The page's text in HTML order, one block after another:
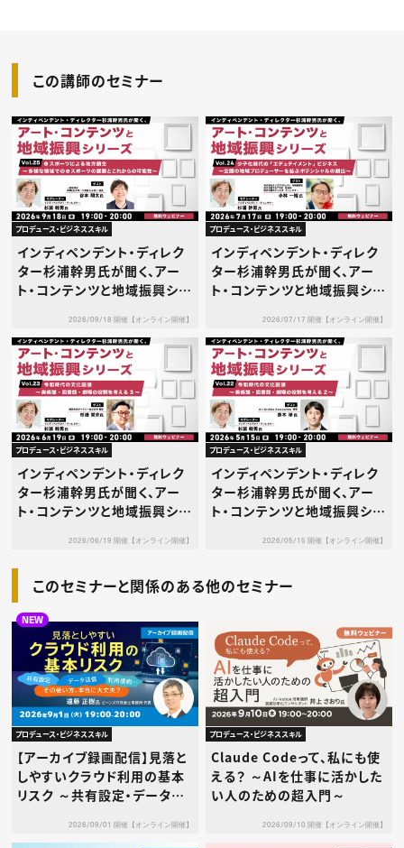
この講師のセミナー
プロデュース・ビジネススキル
インディペンデント・ディレク
ター杉浦幹男氏が聞く、アー
ト・コンテンツと地域振興シリ
ーズvol.25 eスポーツによる
地方創生～多様な領域でのe
スポーツの展開とこれからの
可能性～
2026/09/18 開催【オンライン開催】
プロデュース・ビジネススキル
インディペンデント・ディレク
ター杉浦幹男氏が聞く、アー
ト・コンテンツと地域振興シリ
ーズvol.24少子化時代の「エ
デュテイメント」ビジネス～全
国の地域プロデューサーを結
ぶポテンシャルの創出～
2026/07/17 開催【オンライン開催】
プロデュース・ビジネススキル
インディペンデント・ディレク
ター杉浦幹男氏が聞く、アー
ト・コンテンツと地域振興シリ
ーズvol.23 令和時代の文化
施設～美術館・図書館・劇場
の役割を考える３～
2026/06/19 開催【オンライン開催】
プロデュース・ビジネススキル
インディペンデント・ディレク
ター杉浦幹男氏が聞く、アー
ト・コンテンツと地域振興シリ
ーズvol.22 令和時代の文化
施設～美術館・図書館・劇場
2026/05/15 開催【オンライン開催】
このセミナーと関係のある他のセミナー
NEW
プロデュース・ビジネススキル
【アーカイブ録画配信】見落と
しやすいクラウド利用の基本
リスク ～共有設定・データ送
当に大丈夫？～2026/09/01 開催【オンライン開催】
プロデュース・ビジネススキル
Claude Codeって、私にも使
える？ ～AIを仕事に活かした
い人のための超入門～
2026/09/10 開催【オンライン開催】